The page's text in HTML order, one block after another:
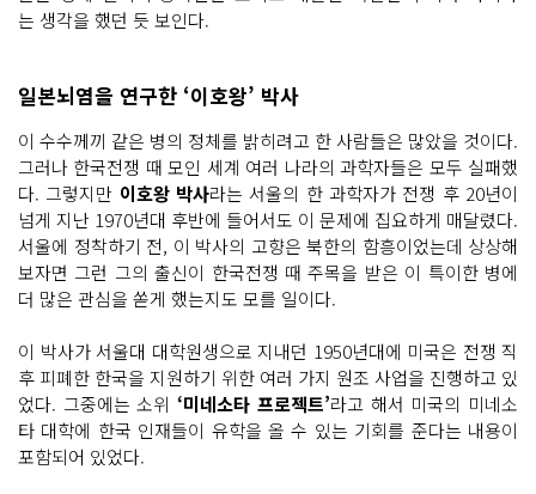
는 생각을 했던 듯 보인다.
일본뇌염을 연구한 ‘이호왕’ 박사
이 수수께끼 같은 병의 정체를 밝히려고 한 사람들은 많았을 것이다.
그러나 한국전쟁 때 모인 세계 여러 나라의 과학자들은 모두 실패했
다. 그렇지만 이호왕 박사라는 서울의 한 과학자가 전쟁 후 20년이
넘게 지난 1970년대 후반에 들어서도 이 문제에 집요하게 매달렸다.
서울에 정착하기 전, 이 박사의 고향은 북한의 함흥이었는데 상상해
보자면 그런 그의 출신이 한국전쟁 때 주목을 받은 이 특이한 병에
더 많은 관심을 쏟게 했는지도 모를 일이다.
이 박사가 서울대 대학원생으로 지내던 1950년대에 미국은 전쟁 직
후 피폐한 한국을 지원하기 위한 여러 가지 원조 사업을 진행하고 있
었다. 그중에는 소위 ‘미네소타 프로젝트’라고 해서 미국의 미네소
타 대학에 한국 인재들이 유학을 올 수 있는 기회를 준다는 내용이
포함되어 있었다.